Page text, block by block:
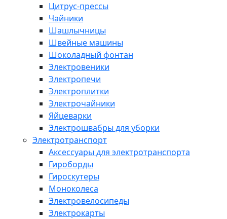
Цитрус-прессы
Чайники
Шашлычницы
Швейные машины
Шоколадный фонтан
Электровеники
Электропечи
Электроплитки
Электрочайники
Яйцеварки
Электрошвабры для уборки
Электротранспорт
Аксессуары для электротранспорта
Гироборды
Гироскутеры
Моноколеса
Электровелосипеды
Электрокарты